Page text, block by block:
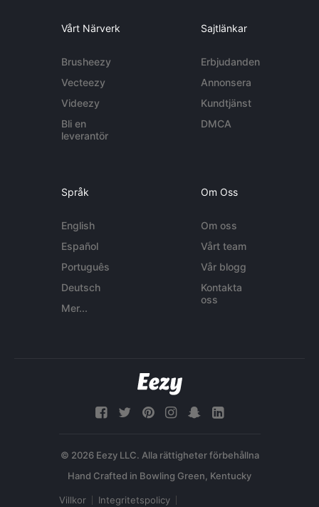
Vårt Närverk
Brusheezy
Vecteezy
Videezy
Bli en
leverantör
Sajtlänkar
Erbjudanden
Annonsera
Kundtjänst
DMCA
Språk
English
Español
Português
Deutsch
Mer...
Om Oss
Om oss
Vårt team
Vår blogg
Kontakta
oss
© 2026 Eezy LLC. Alla rättigheter förbehållna
Villkor Integritetspolicy